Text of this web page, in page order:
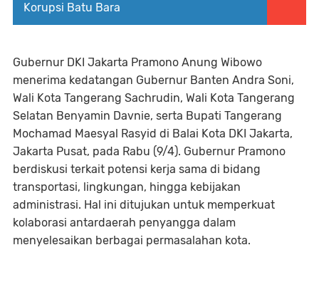
Korupsi Batu Bara
Gubernur DKI Jakarta Pramono Anung Wibowo
menerima kedatangan Gubernur Banten Andra Soni,
Wali Kota Tangerang Sachrudin, Wali Kota Tangerang
Selatan Benyamin Davnie, serta Bupati Tangerang
Mochamad Maesyal Rasyid di Balai Kota DKI Jakarta,
Jakarta Pusat, pada Rabu (9/4). Gubernur Pramono
berdiskusi terkait potensi kerja sama di bidang
transportasi, lingkungan, hingga kebijakan
administrasi. Hal ini ditujukan untuk memperkuat
kolaborasi antardaerah penyangga dalam
menyelesaikan berbagai permasalahan kota.